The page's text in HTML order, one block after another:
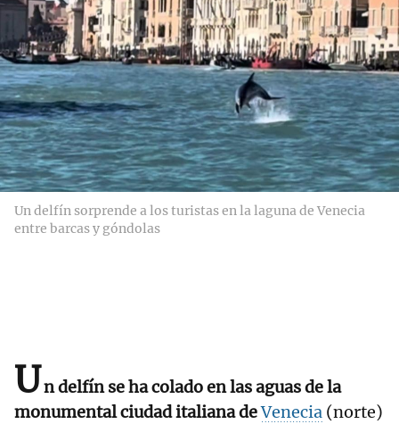
Un delfín sorprende a los turistas en la laguna de Venecia
entre barcas y góndolas
Un delfín se ha colado en las aguas de la
monumental ciudad italiana deVenecia (norte)